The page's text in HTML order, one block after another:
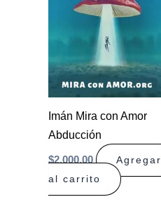
Imán Mira con Amor
Abducción
$2.000,00
Agregar
al carrito